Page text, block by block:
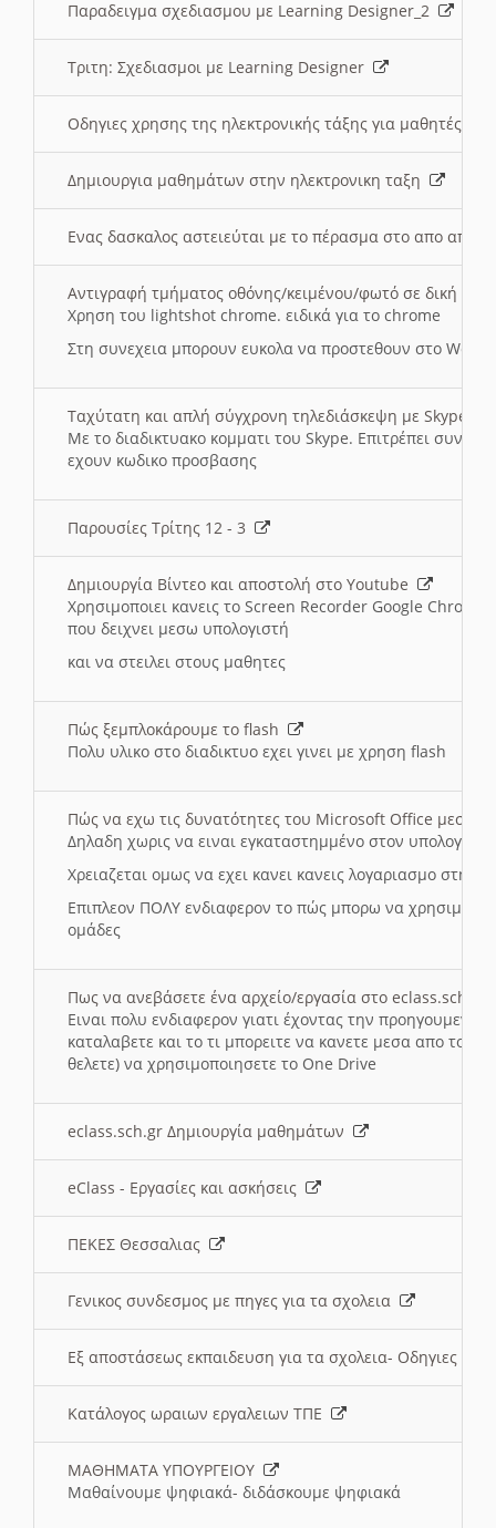
Παραδειγμα σχεδιασμου με Learning Designer_2
Τριτη: Σχεδιασμοι με Learning Designer
Οδηγιες χρησης της ηλεκτρονικής τάξης για μαθητές
Δημιουργια μαθημάτων στην ηλεκτρονικη ταξη
Ενας δασκαλος αστειεύται με το πέρασμα στο απο
Αντιγραφή τμήματος οθόνης/κειμένου/φωτό σε δική
Χρηση του lightshot chrome. ειδικά για το chrome
Στη συνεχεια μπορουν ευκολα να προστεθουν στο Word
Ταχύτατη και απλή σύγχρονη τηλεδιάσκεψη με Skype
Με το διαδικτυακο κομματι του Skype. Επιτρέπει
εχουν κωδικο προσβασης
Παρουσίες Τρίτης 12 - 3
Δημιουργία Βίντεο και αποστολή στο Youtube
Χρησιμοποιει κανεις το Screen Recorder Google Chrome
που δειχνει μεσω υπολογιστή
και να στειλει στους μαθητες
Πώς ξεμπλοκάρουμε το flash
Πολυ υλικο στο διαδικτυο εχει γινει με χρηση flash
Πώς να εχω τις δυνατότητες του Microsoft Office μεσω
Δηλαδη χωρις να ειναι εγκαταστημμένο στον
Χρειαζεται ομως να εχει κανει κανεις λογαριασμο στη
Επιπλεον ΠΟΛΥ ενδιαφερον το πώς μπορω να
ομάδες
Πως να ανεβάσετε ένα αρχείο/εργασία στο eclass.sch.gr
Ειναι πολυ ενδιαφερον γιατι έχοντας την
καταλαβετε και το τι μπορειτε να κανετε μεσα απο το
θελετε) να χρησιμοποιησετε το One Drive
eclass.sch.gr Δημιουργία μαθημάτων
eClass - Εργασίες και ασκήσεις
ΠΕΚΕΣ Θεσσαλιας
Γενικος συνδεσμος με πηγες για τα σχολεια
Εξ αποστάσεως εκπαιδευση για τα σχολεια- Οδηγιες
Κατάλογος ωραιων εργαλειων ΤΠΕ
ΜΑΘΗΜΑΤΑ ΥΠΟΥΡΓΕΙΟΥ
Μαθαίνουμε ψηφιακά- διδάσκουμε ψηφιακά